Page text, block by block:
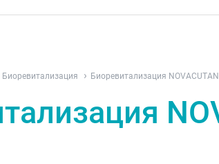
Биоревитализация Биоревитализация